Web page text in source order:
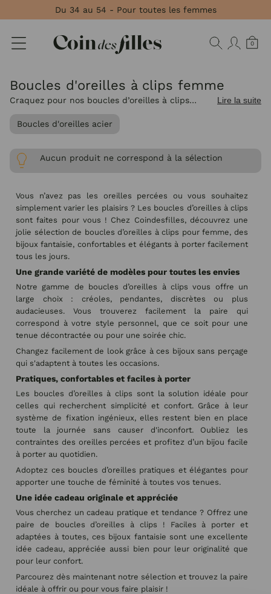
Du 34 au 54 - Pour toutes les femmes
0
Boucles d'oreilles à clips femme
Craquez pour nos boucles d’oreilles à clips
qui ajoutent une touche stylée sans nécessiter
Lire la suite
Boucles d'oreilles acier
Aucun produit ne correspond à la sélection
Vous n’avez pas les oreilles percées ou vous souhaitez
simplement varier les plaisirs ? Les boucles d’oreilles à clips
sont faites pour vous ! Chez Coindesfilles, découvrez une
jolie sélection de boucles d’oreilles à clips pour femme, des
bijoux fantaisie, confortables et élégants à porter facilement
tous les jours.
Une grande variété de modèles pour toutes les envies
Notre gamme de boucles d’oreilles à clips vous offre un
large choix : créoles, pendantes, discrètes ou plus
audacieuses. Vous trouverez facilement la paire qui
correspond à votre style personnel, que ce soit pour une
tenue décontractée ou pour une soirée chic.
Changez facilement de look grâce à ces bijoux sans perçage
qui s'adaptent à toutes les occasions.
Pratiques, confortables et faciles à porter
Les boucles d’oreilles à clips sont la solution idéale pour
celles qui recherchent simplicité et confort. Grâce à leur
système de fixation ingénieux, elles restent bien en place
toute la journée sans causer d'inconfort. Oubliez les
contraintes des oreilles percées et profitez d’un bijou facile
à porter au quotidien.
Adoptez ces boucles d’oreilles pratiques et élégantes pour
apporter une touche de féminité à toutes vos tenues.
Une idée cadeau originale et appréciée
Vous cherchez un cadeau pratique et tendance ? Offrez une
paire de boucles d’oreilles à clips ! Faciles à porter et
adaptées à toutes, ces bijoux fantaisie sont une excellente
idée cadeau, appréciée aussi bien pour leur originalité que
pour leur confort.
Parcourez dès maintenant notre sélection et trouvez la paire
idéale à offrir ou pour vous faire plaisir !
Panneau de gestion des cookies